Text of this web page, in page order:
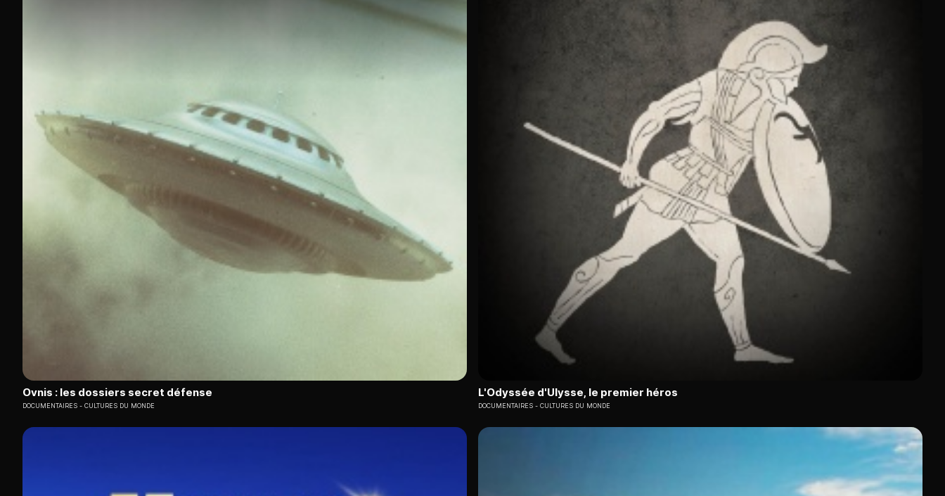
Ovnis : les dossiers secret défense
DOCUMENTAIRES CULTURES DU MONDE
L'Odyssée d'Ulysse, le premier héros
DOCUMENTAIRES CULTURES DU MONDE